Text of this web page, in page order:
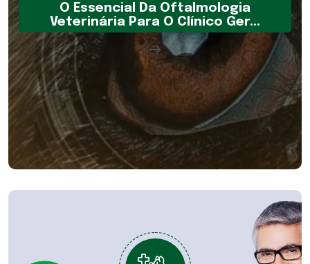
O Essencial Da Oftalmologia
Veterinária Para O Clínico Ger...